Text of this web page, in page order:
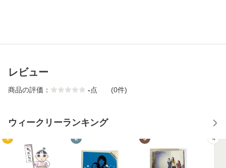
レビュー
商品の評価： -点 (0件)
ウィークリーランキング
1 2 3 4